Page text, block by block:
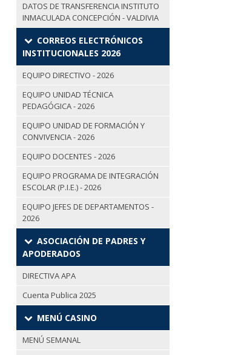
DATOS DE TRANSFERENCIA INSTITUTO
INMACULADA CONCEPCIÓN - VALDIVIA
CORREOS ELECTRÓNICOS
INSTITUCIONALES 2026
EQUIPO DIRECTIVO - 2026
EQUIPO UNIDAD TÉCNICA
PEDAGÓGICA - 2026
EQUIPO UNIDAD DE FORMACIÓN Y
CONVIVENCIA - 2026
EQUIPO DOCENTES - 2026
EQUIPO PROGRAMA DE INTEGRACIÓN
ESCOLAR (P.I.E.) - 2026
EQUIPO JEFES DE DEPARTAMENTOS -
2026
ASOCIACIÓN DE PADRES Y
APODERADOS
DIRECTIVA APA
Cuenta Publica 2025
MENÚ CASINO
MENÚ SEMANAL